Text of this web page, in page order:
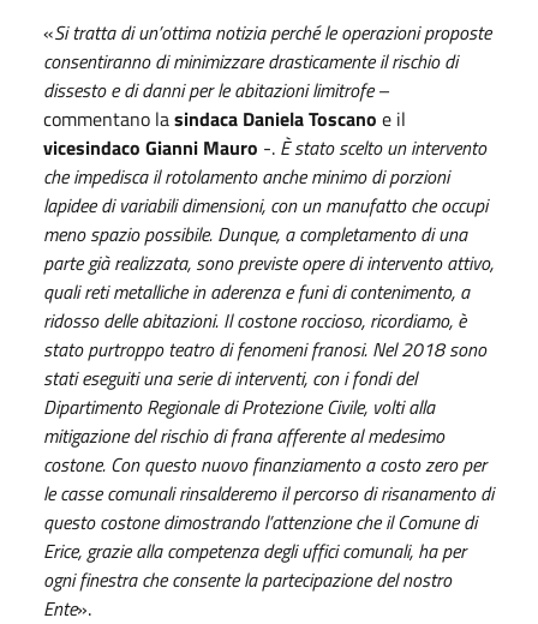
«Si tratta di un’ottima notizia perché le operazioni proposte
consentiranno di minimizzare drasticamente il rischio di
dissesto e di danni per le abitazioni limitrofe–
commentano lasindaca Daniela Toscano e il
vicesindaco Gianni Mauro -. È stato scelto un intervento
che impedisca il rotolamento anche minimo di porzioni
lapidee di variabili dimensioni, con un manufatto che occupi
meno spazio possibile. Dunque, a completamento di una
parte già realizzata, sono previste opere di intervento attivo,
quali reti metalliche in aderenza e funi di contenimento, a
ridosso delle abitazioni. Il costone roccioso, ricordiamo, è
stato purtroppo teatro di fenomeni franosi. Nel 2018 sono
stati eseguiti una serie di interventi, con i fondi del
Dipartimento Regionale di Protezione Civile, volti alla
mitigazione del rischio di frana afferente al medesimo
costone. Con questo nuovo finanziamento a costo zero per
le casse comunali rinsalderemo il percorso di risanamento di
questo costone dimostrando l’attenzione che il Comune di
Erice, grazie alla competenza degli uffici comunali, ha per
ogni finestra che consente la partecipazione del nostro
Ente».